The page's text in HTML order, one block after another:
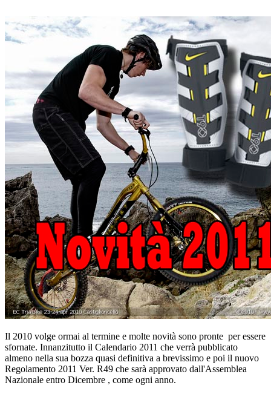
Il 2010 volge ormai al termine e molte novità sono pronte per essere
sfornate. Innanzitutto il Calendario 2011 che verrà pubblicato
almeno nella sua bozza quasi definitiva a brevissimo e poi il nuovo
Regolamento 2011 Ver. R49 che sarà approvato dall'Assemblea
Nazionale entro Dicembre , come ogni anno.